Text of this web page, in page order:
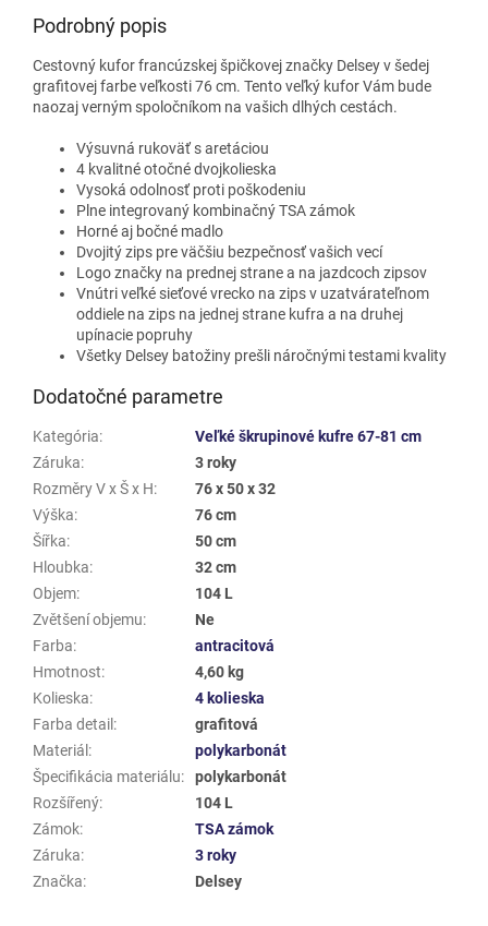
Podrobný popis
Cestovný kufor francúzskej špičkovej značky Delsey v šedej
grafitovej farbe veľkosti 76 cm. Tento veľký kufor Vám bude
naozaj verným spoločníkom na vašich dlhých cestách.
Výsuvná rukoväť s aretáciou
4 kvalitné otočné dvojkolieska
Vysoká odolnosť proti poškodeniu
Plne integrovaný kombinačný TSA zámok
Horné aj bočné madlo
Dvojitý zips pre väčšiu bezpečnosť vašich vecí
Logo značky na prednej strane a na jazdcoch zipsov
Vnútri veľké sieťové vrecko na zips v uzatvárateľnom
oddiele na zips na jednej strane kufra a na druhej
upínacie popruhy
Všetky Delsey batožiny prešli náročnými testami kvality
Dodatočné parametre
Kategória:
Veľké škrupinové kufre 67-81 cm
Záruka:
3 roky
Rozměry V x Š x H:
76 x 50 x 32
Výška:
76 cm
Šířka:
50 cm
Hloubka:
32 cm
Objem:
104 L
Zvětšení objemu:
Ne
Farba:
antracitová
Hmotnost:
4,60 kg
Kolieska:
4 kolieska
Farba detail :
grafitová
Materiál :
polykarbonát
Špecifikácia materiálu:
polykarbonát
Rozšířený:
104 L
Zámok:
TSA zámok
Záruka:
3 roky
Značka: Delsey